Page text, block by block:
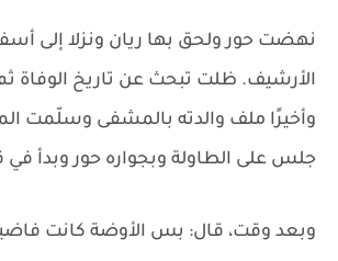
نهضت حور ولحق بها ريان ونزلا إلى
الأرشيف. ظلت تبحث عن تاريخ الوفاة
وأخيرًا ملف والدته بالمشفى وسلّمت
جلس على الطاولة وبجواره حور وبدأ في
وبعد وقت، قال: بس الأوضة كانت